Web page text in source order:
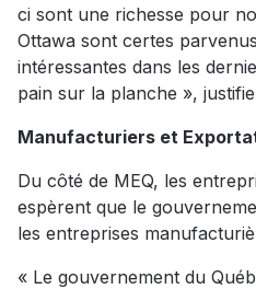
ci sont une richesse pour
Ottawa sont certes
intéressantes dans les
pain sur la planche »,
Manufacturiers et
Du côté de MEQ, les
espèrent que le
les entreprises
« Le gouvernement du